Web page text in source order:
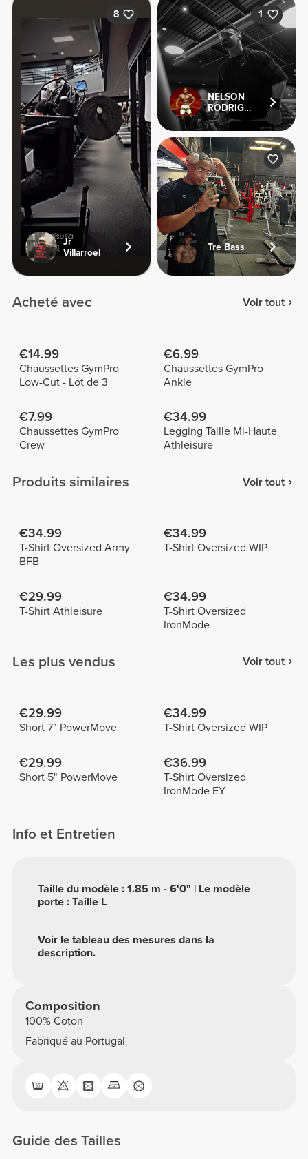
8
Jr
Villarroel
1
NELSON
RODRIGUES
Tre Bass
Acheté avec Voir tout
€14.99
Chaussettes GymPro
Low-Cut - Lot de 3
€6.99
Chaussettes GymPro
Ankle
€7.99
Chaussettes GymPro
Crew
€34.99
Legging Taille Mi-Haute
Athleisure
Produits similaires Voir tout
€34.99
T-Shirt Oversized Army
BFB
€34.99
T-Shirt Oversized WIP
€29.99
T-Shirt Athleisure
€34.99
T-Shirt Oversized
IronMode
Les plus vendus Voir tout
€29.99
Short 7" PowerMove
€34.99
T-Shirt Oversized WIP
€29.99
Short 5" PowerMove
€36.99
T-Shirt Oversized
IronMode EY
Info et Entretien
Voir le tableau des mesures dans la
description.
Taille du modèle : 1.85 m - 6'0" | Le modèle
porte : Taille L
Composition
100% Coton
Fabriqué au Portugal
Guide des Tailles